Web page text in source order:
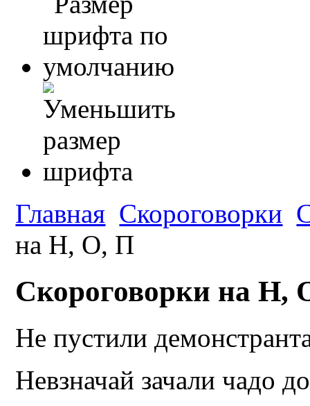
Главная Скороговорки
на Н, О, П
Скороговорки на Н,
Не пустили
Невзначай зачали чадо